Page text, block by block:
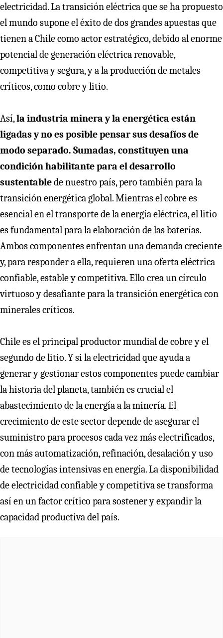
electricidad. La transición eléctrica que se ha propuesto
el mundo supone el éxito de dos grandes apuestas que
tienen a Chile como actor estratégico, debido al enorme
potencial de generación eléctrica renovable,
competitiva y segura, y a la producción de metales
críticos, como cobre y litio.
Así,la industria minera y la energética están
ligadas y no es posible pensar sus desafíos de
modo separado. Sumadas, constituyen una
condición habilitante para el desarrollo
sustentablede nuestro país, pero también para la
transición energética global. Mientras el cobre es
esencial en el transporte de la energía eléctrica, el litio
es fundamental para la elaboración de las baterías.
Ambos componentes enfrentan una demanda creciente
y, para responder a ella, requieren una oferta eléctrica
confiable, estable y competitiva. Ello crea un círculo
virtuoso y desafiante para la transición energética con
minerales críticos.
Chile es el principal productor mundial de cobre y el
segundo de litio. Y si la electricidad que ayuda a
generar y gestionar estos componentes puede cambiar
la historia del planeta, también es crucial el
abastecimiento de la energía a la minería. El
crecimiento de este sector depende de asegurar el
suministro para procesos cada vez más electrificados,
con más automatización, refinación, desalación y uso
de tecnologías intensivas en energía. La disponibilidad
de electricidad confiable y competitiva se transforma
así en un factor crítico para sostener y expandir la
capacidad productiva del país.